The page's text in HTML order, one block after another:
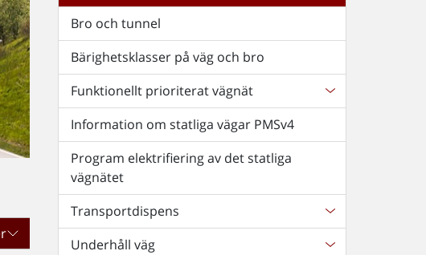
Bro och tunnel
Bärighetsklasser på väg och bro
Funktionellt prioriterat vägnät
Information om statliga vägar PMSv4
Program elektrifiering av det statliga
vägnätet
Transportdispens
Underhåll väg